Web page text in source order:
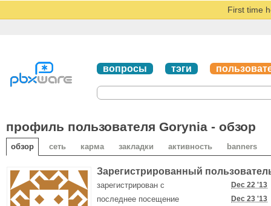
First time
вопросы тэги
профиль пользователя Gorynia - обзор
обзор сеть карма закладки активность banners
Зарегистрированный
зарегистрирован с Dec 22 '13
последнее посещение Dec 23 '13